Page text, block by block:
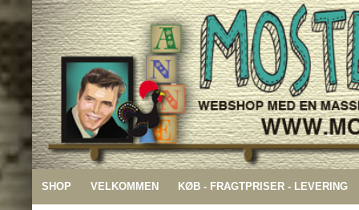
SHOP VELKOMMEN KØB - FRAGTPRISER - LEVERING